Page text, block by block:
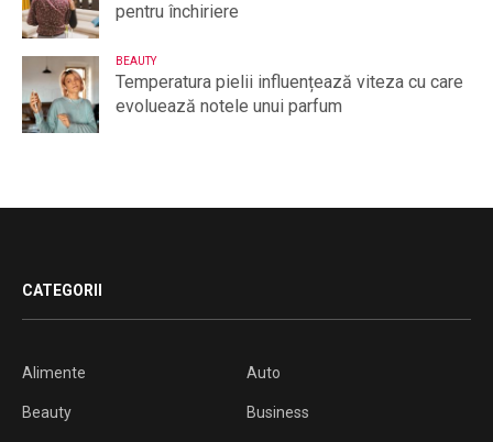
pentru închiriere
BEAUTY
Temperatura pielii influențează viteza cu care
evoluează notele unui parfum
CATEGORII
Alimente Auto
Beauty Business